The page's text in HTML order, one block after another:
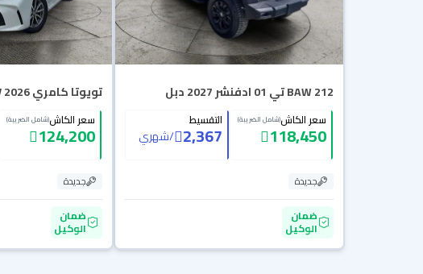
BAW 212 تي 01 ادفنشر 2027 دبل
سعر الكاش(شامل الضريبة)
118,450
التقسيط
2,367
/شهري
جديدة
ضمان
الوكيل
تويوتا كامري E HEV 2026
سعر الكاش(شامل الضريبة)
124,200
جديدة
ضمان
الوكيل